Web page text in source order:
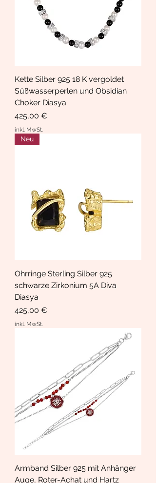
Kette Silber 925 18 K vergoldet
Süßwasserperlen und Obsidian
Choker Diasya
Preis
425,00 €
inkl. MwSt.
Neu
Ohrringe Sterling Silber 925
schwarze Zirkonium 5A Diva
Diasya
Preis
425,00 €
inkl. MwSt.
Armband Silber 925 mit Anhänger
Auge, Roter-Achat und Hartz